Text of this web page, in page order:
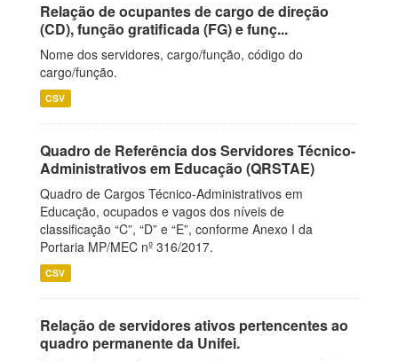
Relação de ocupantes de cargo de direção
(CD), função gratificada (FG) e funç...
Nome dos servidores, cargo/função, código do
cargo/função.
CSV
Quadro de Referência dos Servidores Técnico-
Administrativos em Educação (QRSTAE)
Quadro de Cargos Técnico-Administrativos em
Educação, ocupados e vagos dos níveis de
classificação “C”, “D” e “E”, conforme Anexo I da
Portaria MP/MEC nº 316/2017.
CSV
Relação de servidores ativos pertencentes ao
quadro permanente da Unifei.